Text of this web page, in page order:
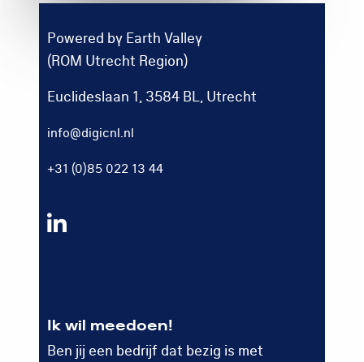
Powered by Earth Valley
(ROM Utrecht Region)
Euclideslaan 1, 3584 BL, Utrecht
info@digicnl.nl
+31 (0)85 022 13 44
Volg
Ik wil meedoen!
Ben jij een bedrijf dat bezig is met